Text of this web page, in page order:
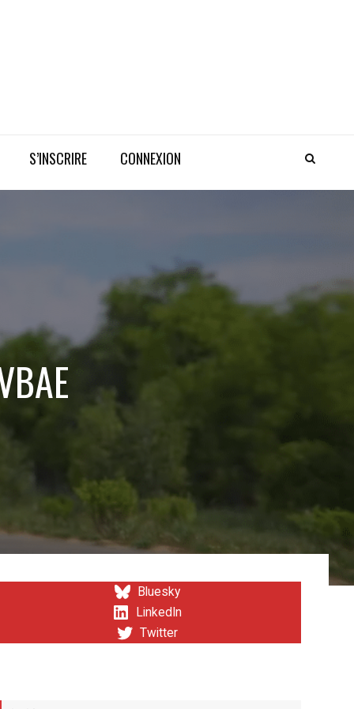
S’INSCRIRE CONNEXION
Bluesky
LinkedIn
Twitter